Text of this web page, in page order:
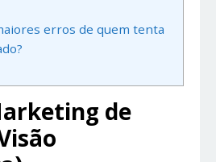
erros de quem tenta
de